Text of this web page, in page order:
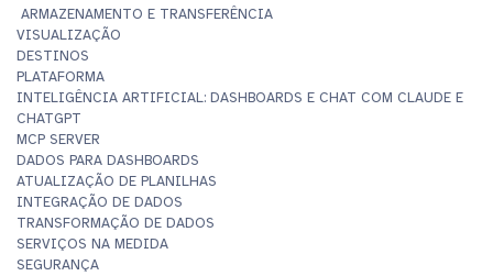
ARMAZENAMENTO E TRANSFERÊNCIA
VISUALIZAÇÃO
DESTINOS
PLATAFORMA
INTELIGÊNCIA ARTIFICIAL: DASHBOARDS E CHAT COM CLAUDE E
CHATGPT
MCP SERVER
DADOS PARA DASHBOARDS
ATUALIZAÇÃO DE PLANILHAS
INTEGRAÇÃO DE DADOS
TRANSFORMAÇÃO DE DADOS
SERVIÇOS NA MEDIDA
SEGURANÇA